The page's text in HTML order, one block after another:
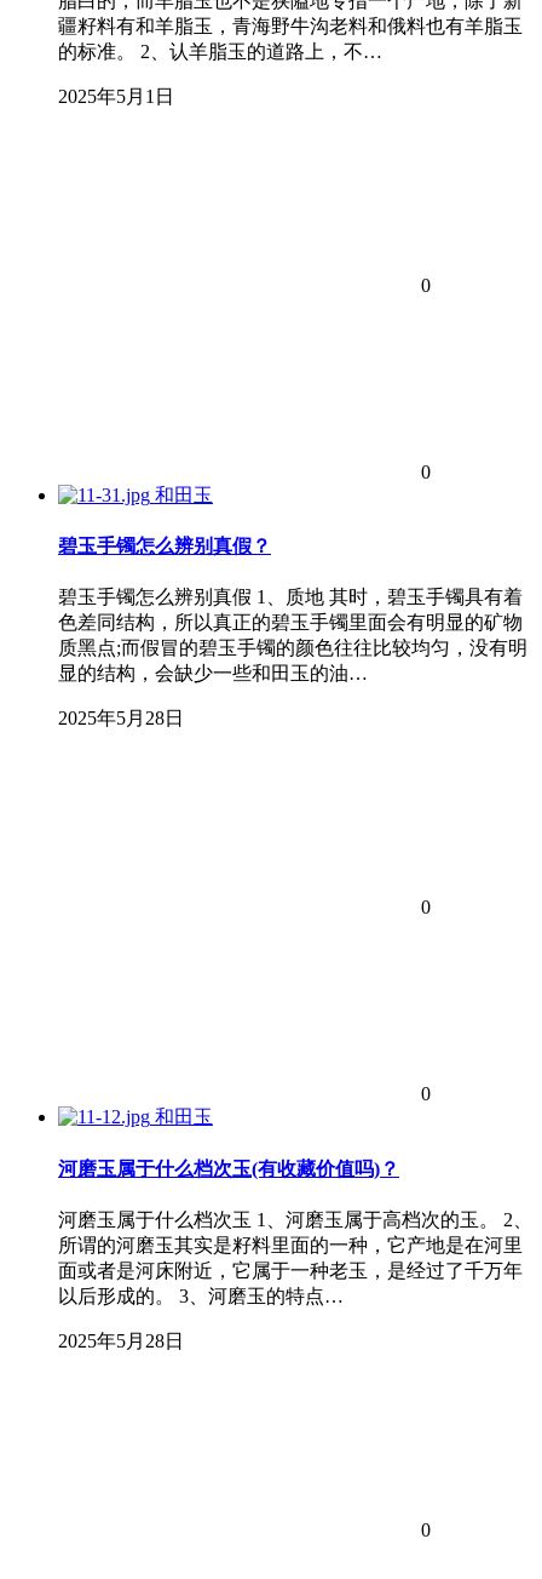
疆籽料有和羊脂玉，青海野牛沟老料和俄料也有羊脂玉
的标准。 2、认羊脂玉的道路上，不…
2025年5月1日
0
0
和田玉
碧玉手镯怎么辨别真假？
碧玉手镯怎么辨别真假 1、质地 其时，碧玉手镯具有着
色差同结构，所以真正的碧玉手镯里面会有明显的矿物
质黑点;而假冒的碧玉手镯的颜色往往比较均匀，没有明
显的结构，会缺少一些和田玉的油…
2025年5月28日
0
0
和田玉
河磨玉属于什么档次玉(有收藏价值吗)？
河磨玉属于什么档次玉 1、河磨玉属于高档次的玉。 2、
所谓的河磨玉其实是籽料里面的一种，它产地是在河里
面或者是河床附近，它属于一种老玉，是经过了千万年
以后形成的。 3、河磨玉的特点…
2025年5月28日
0